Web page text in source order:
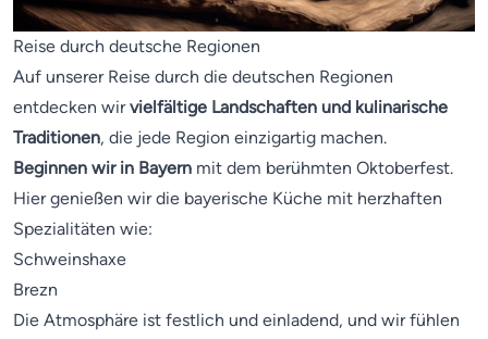
Reise durch deutsche Regionen
Auf unserer Reise durch die deutschen Regionen
entdecken wirvielfältige Landschaften und kulinarische
Traditionen, die jede Region einzigartig machen.
Beginnen wir in Bayern mit dem berühmten Oktoberfest.
Hier genießen wir die bayerische Küche mit herzhaften
Spezialitäten wie:
Schweinshaxe
Brezn
Die Atmosphäre ist festlich und einladend, und wir fühlen